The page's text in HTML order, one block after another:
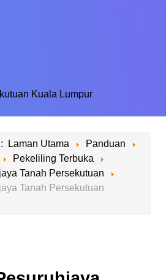
Kuala Lumpur
Laman Utama
Panduan
Pekeliling Terbuka
Tanah Persekutuan
Tanah Persekutuan